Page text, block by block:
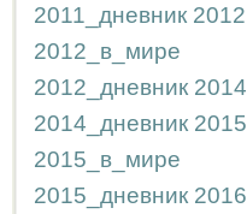
2011_дневник 2012
2012_в_мире
2012_дневник 2014
2014_дневник 2015
2015_в_мире
2015_дневник 2016